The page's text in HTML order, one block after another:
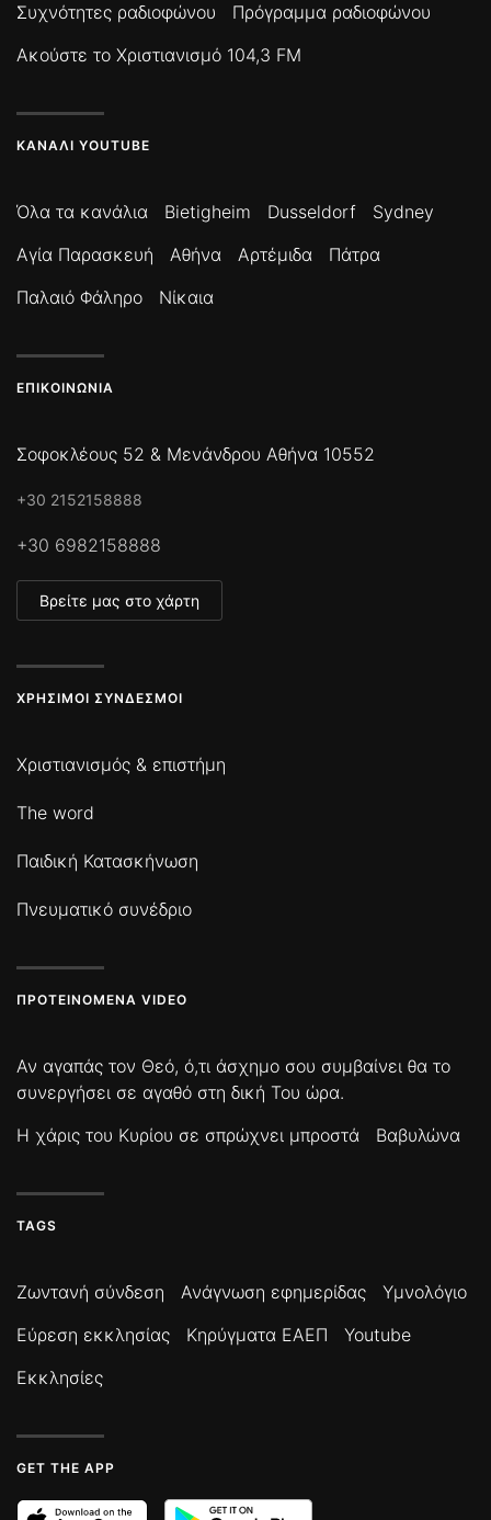
Συχνότητες ραδιοφώνου
Πρόγραμμα ραδιοφώνου
Ακούστε το Χριστιανισμό 104,3 FM
ΚΑΝΆΛΙ YOUTUBE
Όλα τα κανάλια Bietigheim Dusseldorf
Sydney
Αγία Παρασκευή
Αθήνα Αρτέμιδα
Πάτρα
Παλαιό Φάληρο
Νίκαια
ΕΠΙΚΟΙΝΩΝΊΑ
Σοφοκλέους 52 & Μενάνδρου Αθήνα 10552
+30 2152158888
+30 6982158888
Βρείτε μας στο χάρτη
ΧΡΉΣΙΜΟΙ ΣΎΝΔΕΣΜΟΙ
Χριστιανισμός & επιστήμη
The word
Παιδική Κατασκήνωση
Πνευματικό συνέδριο
ΠΡΟΤΕΙΝΌΜΕΝΑ VIDEO
Αν αγαπάς τον Θεό, ό,τι άσχημο σου συμβαίνει θα το
συνεργήσει σε αγαθό στη δική Του ώρα.
Η χάρις του Κυρίου σε σπρώχνει μπροστά
Βαβυλώνα
TAGS
Ζωντανή σύνδεση Ανάγνωση εφημερίδας
Υμνολόγιο
Εύρεση εκκλησίας
Κηρύγματα ΕΑΕΠ
Youtube
Εκκλησίες
GET THE APP